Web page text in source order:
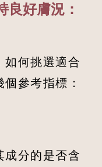
良好膚況：
如何挑選適合
參考指標：
成分的是否含